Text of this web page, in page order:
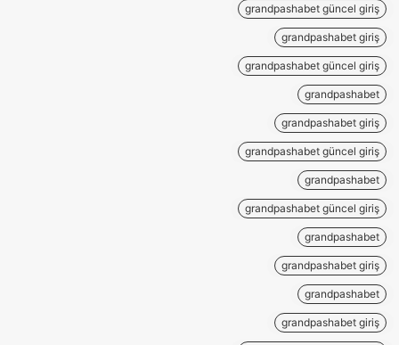
grandpashabet güncel giriş
grandpashabet giriş
grandpashabet güncel giriş
grandpashabet
grandpashabet giriş
grandpashabet güncel giriş
grandpashabet
grandpashabet güncel giriş
grandpashabet
grandpashabet giriş
grandpashabet
grandpashabet giriş